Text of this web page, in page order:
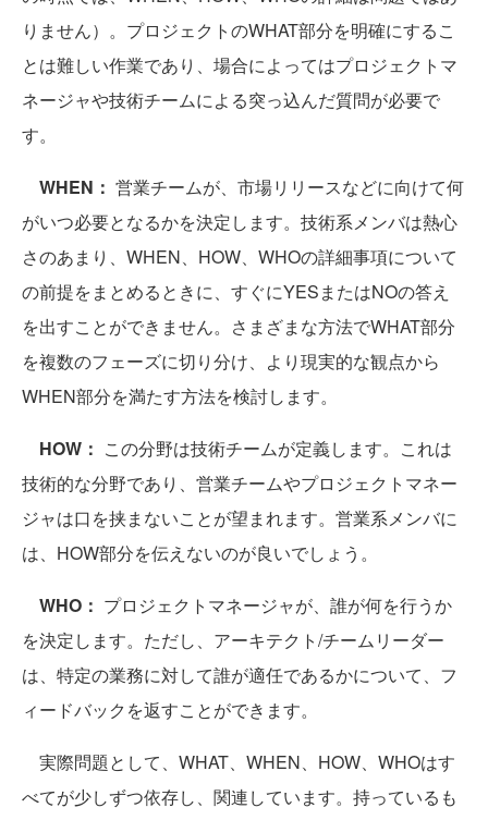
りません）。プロジェクトのWHAT部分を明確にするこ
とは難しい作業であり、場合によってはプロジェクトマ
ネージャや技術チームによる突っ込んだ質問が必要で
す。
WHEN： 営業チームが、市場リリースなどに向けて何
がいつ必要となるかを決定します。技術系メンバは熱心
さのあまり、WHEN、HOW、WHOの詳細事項について
の前提をまとめるときに、すぐにYESまたはNOの答え
を出すことができません。さまざまな方法でWHAT部分
を複数のフェーズに切り分け、より現実的な観点から
WHEN部分を満たす方法を検討します。
HOW： この分野は技術チームが定義します。これは
技術的な分野であり、営業チームやプロジェクトマネー
ジャは口を挟まないことが望まれます。営業系メンバに
は、HOW部分を伝えないのが良いでしょう。
WHO： プロジェクトマネージャが、誰が何を行うか
を決定します。ただし、アーキテクト/チームリーダー
は、特定の業務に対して誰が適任であるかについて、フ
ィードバックを返すことができます。
実際問題として、WHAT、WHEN、HOW、WHOはす
べてが少しずつ依存し、関連しています。持っているも